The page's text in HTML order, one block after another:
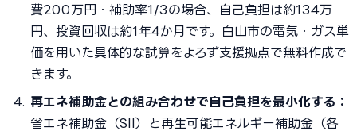
費200万円・補助率1/3の場合、自己負担は約134万
円、投資回収は約1年4か月です。白山市の電気・ガス単
価を用いた具体的な試算をよろず支援拠点で無料作成で
きます。
再エネ補助金との組み合わせで自己負担を最小化する：
省エネ補助金（SII）と再生可能エネルギー補助金（各